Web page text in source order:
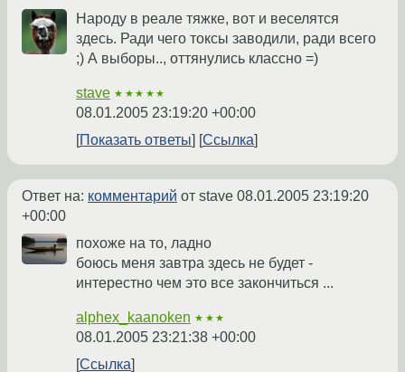
Народу в реале тяжке, вот и веселятся
здесь. Ради чего токсы заводили, ради всего
;) А выборы.., оттянулись классно =)
stave ★★★★★
08.01.2005 23:19:20 +00:00
Показать ответы
Ссылка
Ответ на: комментарий от stave 08.01.2005 23:19:20
+00:00
похоже на то, ладно
боюсь меня завтра здесь не будет -
интерестно чем это все закончиться ...
alphex_kaanoken ★★★
08.01.2005 23:21:38 +00:00
Ссылка